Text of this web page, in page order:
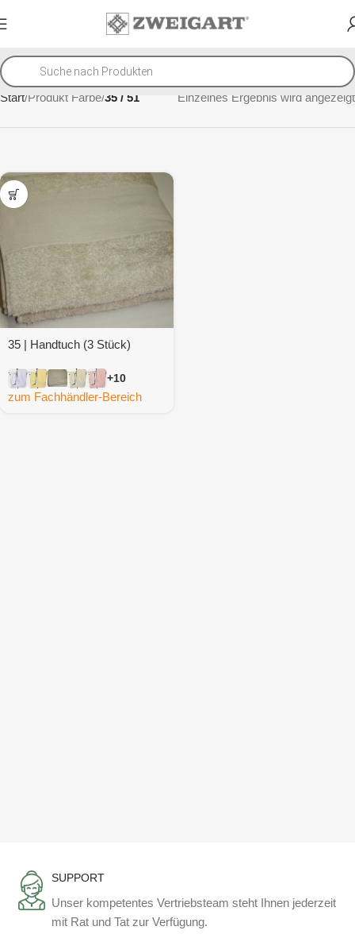
Start Produkt Farbe 35 / 51 Einzelnes Ergebnis wird angezeigt
35 | Handtuch (3 Stück)
+10
zum Fachhändler-Bereich
SUPPORT
Unser kompetentes Vertriebsteam steht Ihnen jederzeit
mit Rat und Tat zur Verfügung.